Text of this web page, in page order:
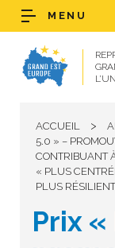
MENU
ACCUEIL >
5.0 » –
CONTRIBUANT
« PLUS
PLUS
Prix